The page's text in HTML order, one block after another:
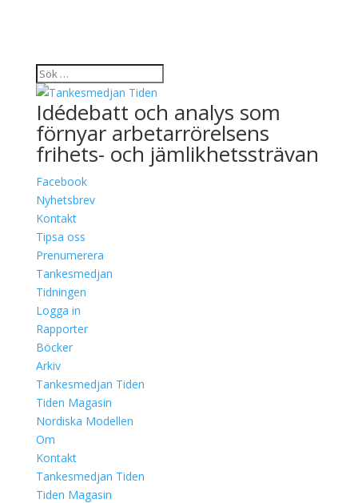
Idédebatt och analys som
förnyar arbetarrörelsens
frihets- och jämlikhetssträvan
Facebook
Nyhetsbrev
Kontakt
Tipsa oss
Prenumerera
Tankesmedjan
Tidningen
Logga in
Rapporter
Böcker
Arkiv
Tankesmedjan Tiden
Tiden Magasin
Nordiska Modellen
Om
Kontakt
Tankesmedjan Tiden
Tiden Magasin